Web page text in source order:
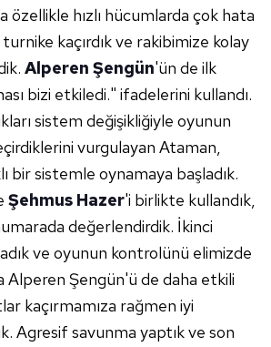
özellikle hızlı hücumlarda çok hata
kaçırdık ve rakibimize kolay
Alperen Şengün'ün de ilk
bizi etkiledi." ifadelerini kullandı.
sistem değişikliğiyle oyunun
vurgulayan Ataman,
bir sistemle oynamaya başladık.
Şehmus Hazer'i birlikte kullandık,
değerlendirdik. İkinci
ve oyunun kontrolünü elimizde
Şengün'ü de daha etkili
kaçırmamıza rağmen iyi
Agresif savunma yaptık ve son